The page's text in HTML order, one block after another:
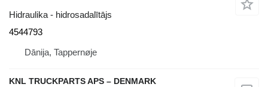
Hidraulika - hidrosadalītājs
4544793
Dānija, Tappernøje
KNL TRUCKPARTS APS – DENMARK